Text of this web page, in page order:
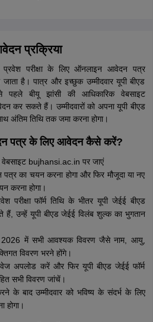
प्रक्रिया
प्रवेश परीक्षा के लिए ऑनलाइन आवेदन पत्र
है। पात्र और इच्छुक उम्मीदवार यूपी बीएड
पहले बीयू झांसी की आधिकारिक वेबसाइट
कर सकते हैं। उम्मीदवारों को अपना यूपी बीएड
अंतिम तिथि तक जमा करना होगा।
पत्र के लिए आवेदन कैसे करें?
वेबसाइट bujhansi.ac.in पर जाएं
पत्र का चयन करना होगा और फिर मौजूदा या नए
करना होगा।
परीक्षा फॉर्म तिथि के भीतर यूपी जेईई बीएड
उन्हें यूपी बीएड जेईई विलंब शुल्क का भुगतान
2026 में सभी आवश्यक विवरण जैसे नाम, आयु,
विवरण भरने होंगे।
अपलोड करें और फिर यूपी बीएड जेईई फॉर्म
सभी विवरण जांचें।
के बाद उम्मीदवार को भविष्य के संदर्भ के लिए